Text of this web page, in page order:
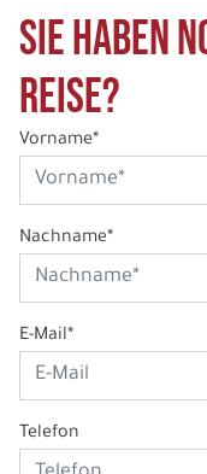
Sie haben
Reise?
Vorname*
Nachname*
E-Mail*
Telefon